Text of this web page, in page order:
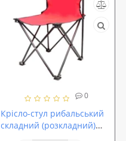
0
Крісло-стул рибальський
складний (розкладний)